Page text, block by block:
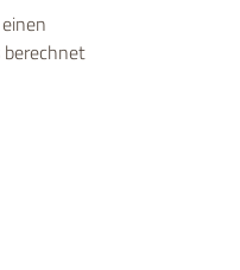
berechnet